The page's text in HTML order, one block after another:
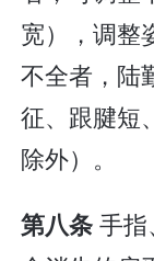
宽），调整
不全者，陆
征、跟腱短
除外）。
第八条手